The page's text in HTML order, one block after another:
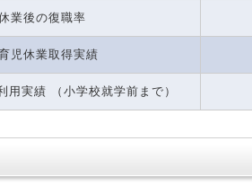
業後の復職率
児休業取得実績
用実績 （小学校就学前まで）